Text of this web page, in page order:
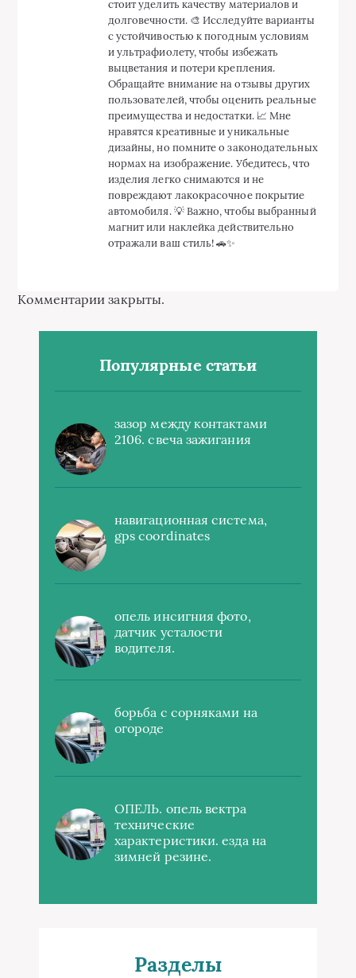
стоит уделить качеству материалов и
долговечности. 🎨 Исследуйте варианты
с устойчивостью к погодным условиям
и ультрафиолету, чтобы избежать
выцветания и потери крепления.
Обращайте внимание на отзывы других
пользователей, чтобы оценить реальные
преимущества и недостатки. 📈 Мне
нравятся креативные и уникальные
дизайны, но помните о законодательных
нормах на изображение. Убедитесь, что
изделия легко снимаются и не
повреждают лакокрасочное покрытие
автомобиля. 💡 Важно, чтобы выбранный
магнит или наклейка действительно
отражали ваш стиль! 🚗✨
Комментарии закрыты.
Популярные статьи
зазор между контактами
2106. свеча зажигания
навигационная система,
gps coordinates
опель инсигния фото,
датчик усталости
водителя.
борьба с сорняками на
огороде
ОПЕЛЬ. опель вектра
технические
характеристики. езда на
зимней резине.
Разделы